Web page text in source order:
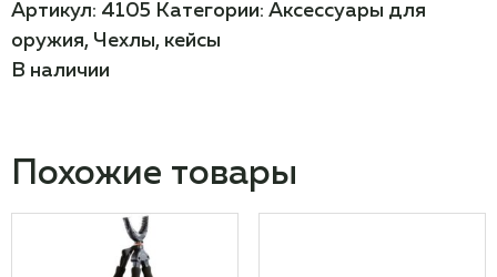
Артикул: 4105 Категории: Аксессуары для
оружия, Чехлы, кейсы
В наличии
Похожие товары